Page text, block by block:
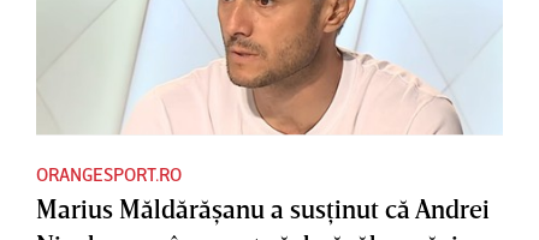
ORANGESPORT.RO
Marius Măldărăşanu a susţinut că Andrei